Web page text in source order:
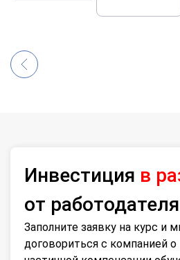
Инвестиция в
от работодателя
Заполните заявку на курс
договориться с компанией о